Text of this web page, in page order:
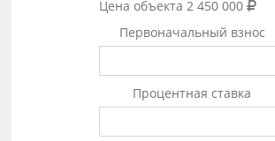
Цена объекта 2 450 000
Первоначальный взнос
Процентная ставка